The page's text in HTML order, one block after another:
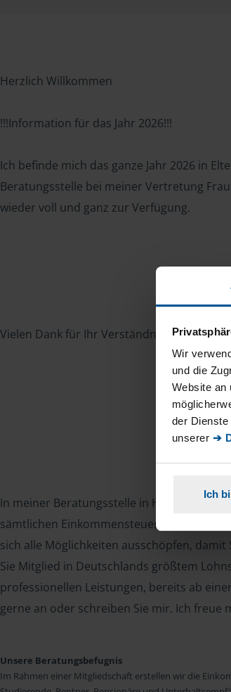
Wir
und die
Website an
der
unserer ➔
Ich
Herzlich Willkommen
!!!Information für das Jahr 2026!!!
Ich befinde mich das ganze Jahr 2026 in
Beratungsstelle bei meiner Vertretung
wieder voll und ganz zur Verfügung.
Vielen Dank für Ihr Verständnis.
In meiner Beratungsstelle in Hagenow
sämtlichen Einkommensteuerfragen nach
sich alle Möglichkeiten ausschöpfen,
Sie Mitglied in Deutschlands größtem
professionellen Leistungen, bereits ab
gerne an oder schreiben Sie mir. Ich freue
Unsere Beratungsbefugnis
Im Rahmen einer Mitgliedschaft erstellen wir die